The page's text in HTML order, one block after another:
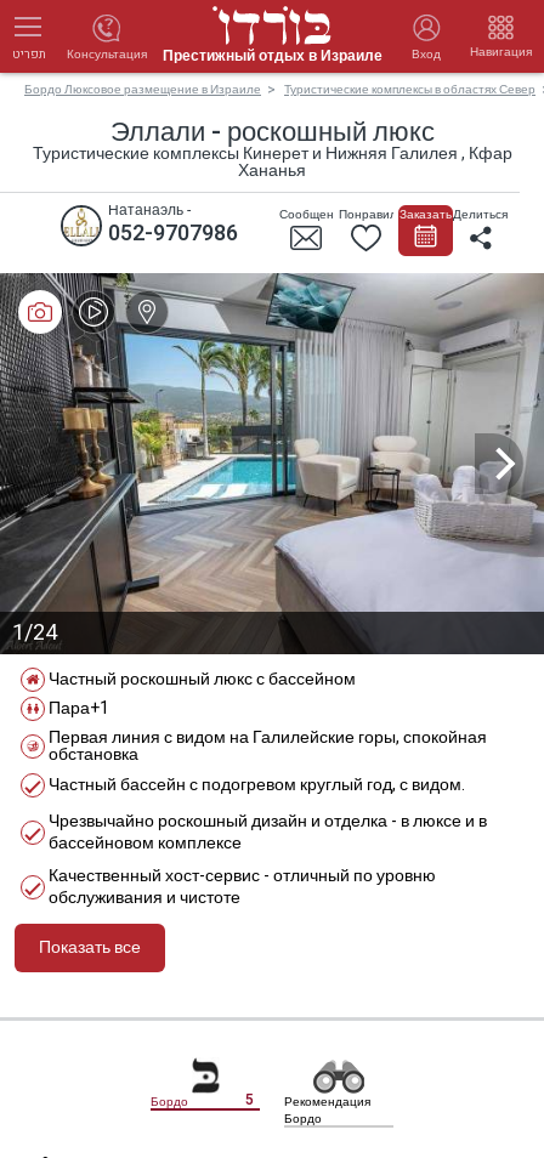
תפריט Престижный отдых в Израиле Вход Навигация
Консультация
Бордо Люксовое размещение в Израиле Туристические комплексы в областях Север
Эллали - роскошный люкс
Туристические комплексы Кинерет и Нижняя Галилея , Кфар
Хананья
Делиться
СообщениеПонравилосьЗаказать
052-9707986
Натанаэль -
1/24
Частный роскошный люкс с бассейном
Пара+1
Первая линия с видом на Галилейские горы, спокойная
обстановка
Частный бассейн с подогревом круглый год, с видом.
Чрезвычайно роскошный дизайн и отделка - в люксе и в
бассейновом комплексе
Качественный хост-сервис - отличный по уровню
обслуживания и чистоте
Показать все
Бордо 5
Рекомендация
Бордо